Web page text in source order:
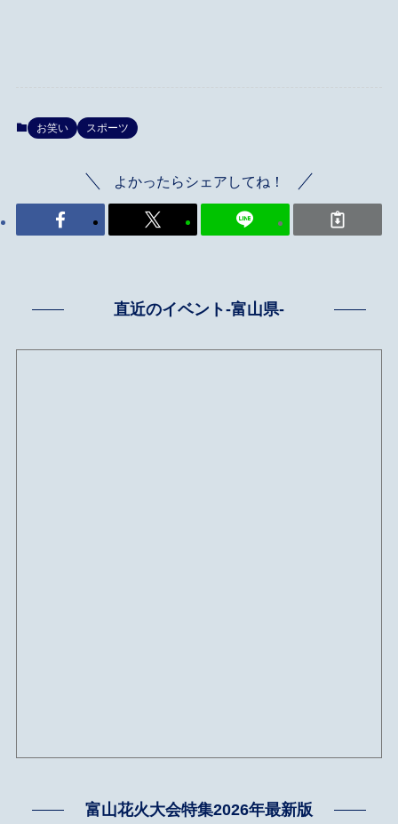
お笑い スポーツ
よかったらシェアしてね！
直近のイベント-富山県-
富山花火大会特集2026年最新版